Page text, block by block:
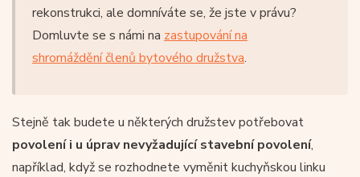
rekonstrukci, ale domníváte se, že jste v právu?
Domluvte se s námi na zastupování na
shromáždění členů bytového družstva.
Stejně tak budete u některých družstev potřebovat
povolení i u úprav nevyžadující stavební povolení,
například, když se rozhodnete vyměnit kuchyňskou linku